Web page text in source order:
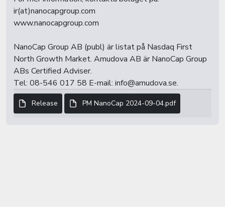
ir(at)nanocapgroup.com
www.nanocapgroup.com
NanoCap Group AB (publ) är listat på Nasdaq First
North Growth Market. Amudova AB är NanoCap Group
ABs Certified Adviser.
Tel: 08-546 017 58 E-mail: info@amudova.se.
Release PM NanoCap 2024-09-04.pdf